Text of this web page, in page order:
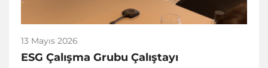
13 Mayıs 2026
ESG Çalışma Grubu Çalıştayı